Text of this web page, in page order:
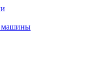
машины